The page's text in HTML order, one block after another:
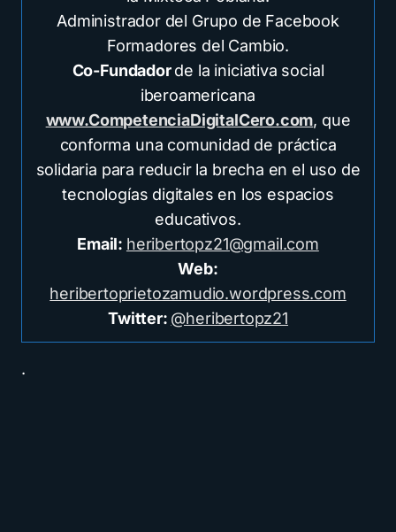
Administrador del Grupo de Facebook
Formadores del Cambio.
Co-Fundadorde la iniciativa social
iberoamericana
www.CompetenciaDigitalCero.com, que
conforma una comunidad de práctica
solidaria para reducir la brecha en el uso de
tecnologías digitales en los espacios
educativos.
Email: heribertopz21@gmail.com
Web:
heribertoprietozamudio.wordpress.com
Twitter: @heribertopz21
.